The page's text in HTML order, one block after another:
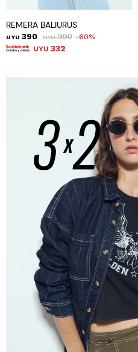
REMERA BALIURUS
UYU 390 UYU 990 60
UYU 332